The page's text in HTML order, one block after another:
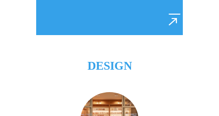
DESIGN